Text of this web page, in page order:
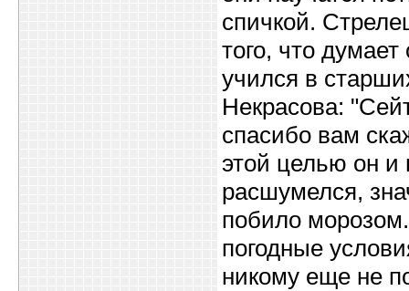
спичкой.
того, что
учился в
Некрасова:
спасибо вам
этой целью он и
расшумелся,
побило
погодные
никому еще не